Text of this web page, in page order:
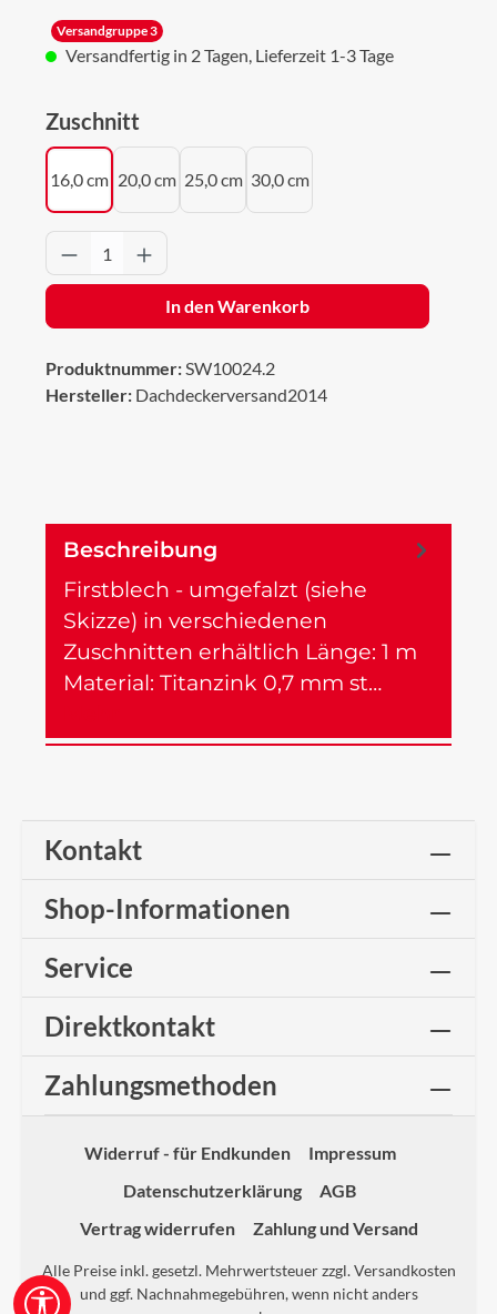
Versandgruppe 3
Versandfertig in 2 Tagen, Lieferzeit 1-3 Tage
Zuschnitt
16,0 cm 20,0 cm 25,0 cm 30,0 cm
Produkt Anzahl: Gib den gewünschten
In den Warenkorb
Produktnummer:SW10024.2
Hersteller: Dachdeckerversand2014
Beschreibung
Firstblech - umgefalzt (siehe
Skizze) in verschiedenen
Zuschnitten erhältlich Länge: 1 m
Material: Titanzink 0,7 mm st…
Kontakt
Shop-Informationen
Service
Direktkontakt
Zahlungsmethoden
Widerruf - für Endkunden
Impressum
Datenschutzerklärung
AGB
Vertrag widerrufen
Zahlung und Versand
Alle Preise inkl. gesetzl. Mehrwertsteuer zzgl.Versandkosten
und ggf. Nachnahmegebühren, wenn nicht anders
Werkzeugleiste anzeigen